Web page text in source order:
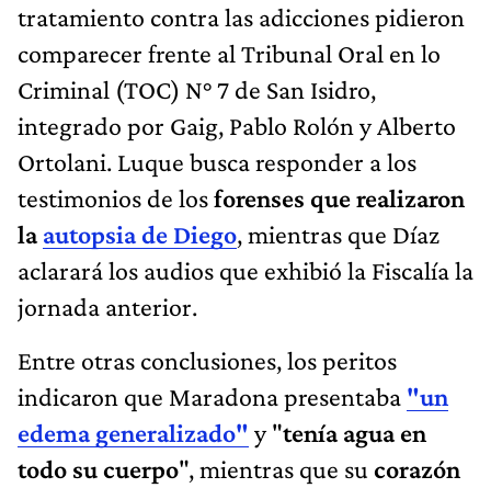
tratamiento contra las adicciones pidieron
comparecer frente al Tribunal Oral en lo
Criminal (TOC) N° 7 de San Isidro,
integrado por Gaig, Pablo Rolón y Alberto
Ortolani. Luque busca responder a los
testimonios de losforenses que realizaron
laautopsia de Diego, mientras que Díaz
aclarará los audios que exhibió la Fiscalía la
jornada anterior.
Entre otras conclusiones, los peritos
indicaron que Maradona presentaba "un
edema generalizado" y "tenía agua en
todo su cuerpo", mientras que su corazón